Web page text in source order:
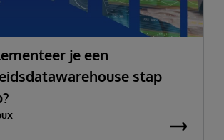
je een
stap